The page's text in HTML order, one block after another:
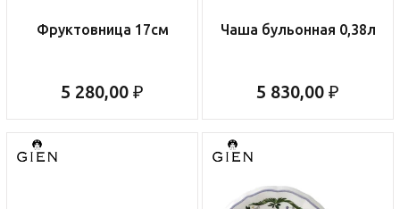
Фруктовница 17см
5 280,00 ₽
Чаша бульонная 0,38л
5 830,00 ₽